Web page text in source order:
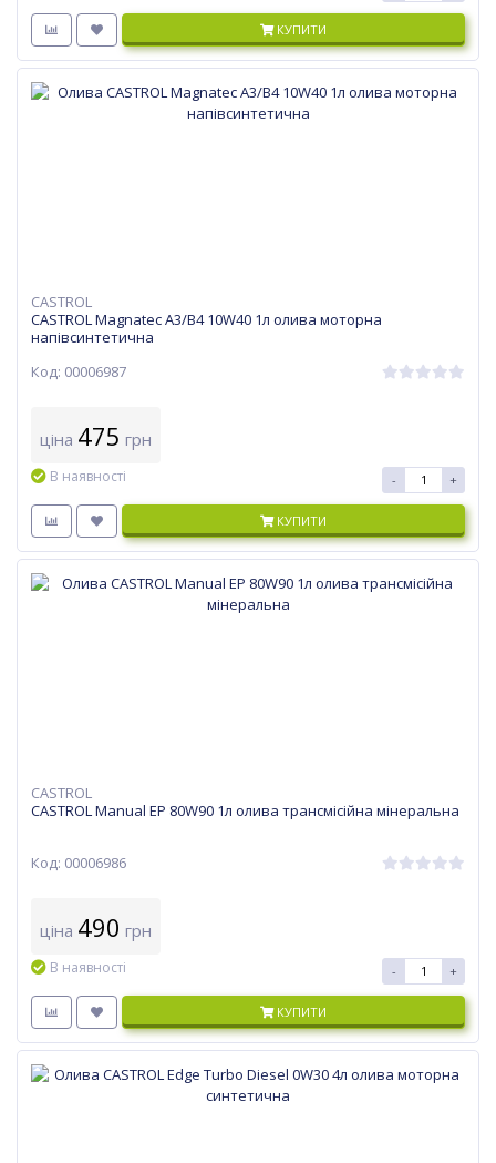
КУПИТИ
CASTROL
CASTROL Magnatec A3/B4 10W40 1л олива моторна
напівсинтетична
Код: 00006987
ціна 475 грн
В наявності - +
КУПИТИ
CASTROL
CASTROL Manual EP 80W90 1л олива трансмісійна мінеральна
Код: 00006986
ціна 490 грн
В наявності - +
КУПИТИ